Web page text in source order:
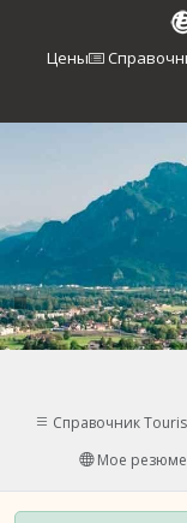
Цены
Справочник
Мое резюме